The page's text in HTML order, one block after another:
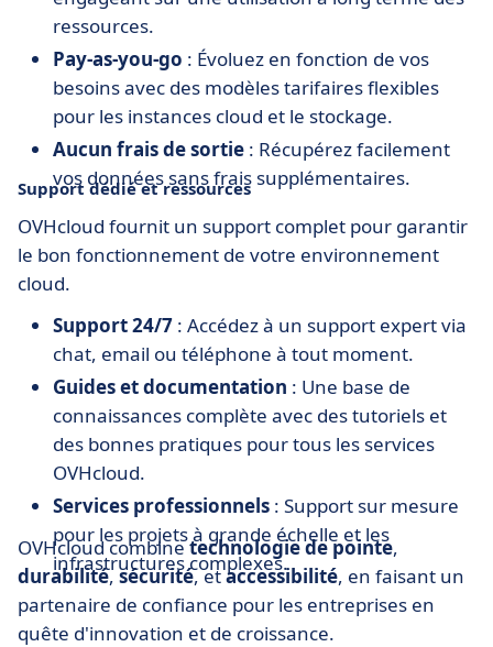
ressources.
Pay-as-you-go : Évoluez en fonction de vos
besoins avec des modèles tarifaires flexibles
pour les instances cloud et le stockage.
Aucun frais de sortie : Récupérez facilement
vos données sans frais supplémentaires.
Support dédié et ressources
OVHcloud fournit un support complet pour garantir
le bon fonctionnement de votre environnement
cloud.
Support 24/7 : Accédez à un support expert via
chat, email ou téléphone à tout moment.
Guides et documentation : Une base de
connaissances complète avec des tutoriels et
des bonnes pratiques pour tous les services
OVHcloud.
Services professionnels : Support sur mesure
pour les projets à grande échelle et les
infrastructures complexes.
OVHcloud combinetechnologie de pointe,
durabilité, sécurité, etaccessibilité, en faisant un
partenaire de confiance pour les entreprises en
quête d'innovation et de croissance.